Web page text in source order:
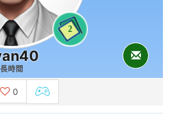
2
時間
0